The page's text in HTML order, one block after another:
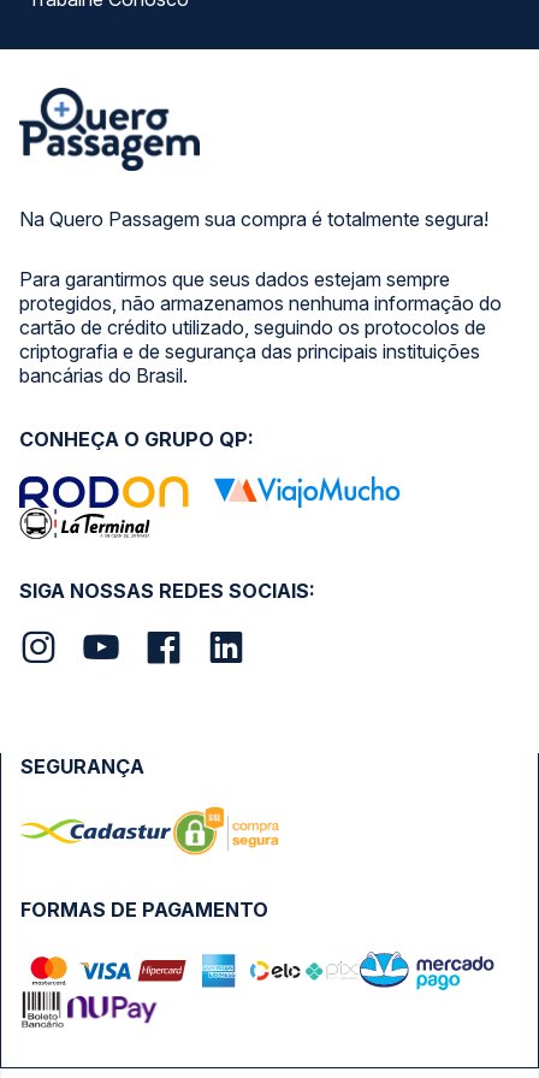
Na Quero Passagem sua compra é totalmente segura!
Para garantirmos que seus dados estejam sempre
protegidos, não armazenamos nenhuma informação do
cartão de crédito utilizado, seguindo os protocolos de
criptografia e de segurança das principais instituições
bancárias do Brasil.
SIGA NOSSAS REDES SOCIAIS:
CONHEÇA O GRUPO QP:
FORMAS DE PAGAMENTO
SEGURANÇA